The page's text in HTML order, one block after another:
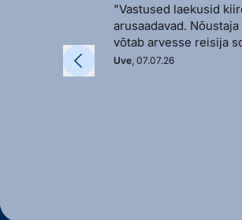
"Vastused laekusid
arusaadavad.
võtab arvesse reisija
Uve , 07.07.26